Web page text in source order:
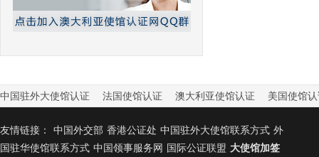
中国驻外大使馆认证 法国使馆认证 澳大利亚使馆认证 美国使馆
友情链接： 中国外交部 香港公证处 中国驻外大使馆联系方式 外
国驻华使馆联系方式 中国领事服务网 国际公证联盟 大使馆加签